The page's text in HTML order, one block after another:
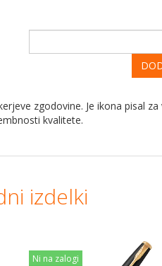
zgodovine. Je ikona pisal
kvalitete.
izdelki
Ni na zalogi